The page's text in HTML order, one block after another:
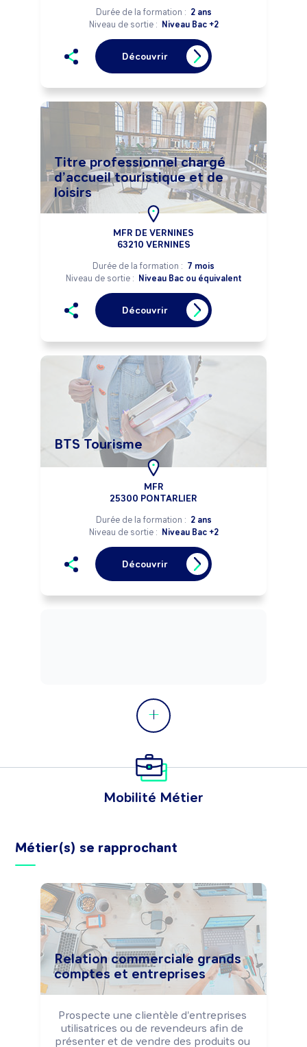
Durée de la formation : 2 ans
Niveau de sortie : Niveau Bac +2
Découvrir
Titre professionnel chargé
d’accueil touristique et de
loisirs
MFR DE VERNINES
63210 VERNINES
Durée de la formation : 7 mois
Niveau de sortie : Niveau Bac ou équivalent
Découvrir
BTS Tourisme
MFR
25300 PONTARLIER
Durée de la formation : 2 ans
Niveau de sortie : Niveau Bac +2
Découvrir
Mobilité Métier
Métier(s) se rapprochant
Relation commerciale grands
comptes et entreprises
Prospecte une clientèle d'entreprises
utilisatrices ou de revendeurs afin de
présenter et de vendre des produits ou